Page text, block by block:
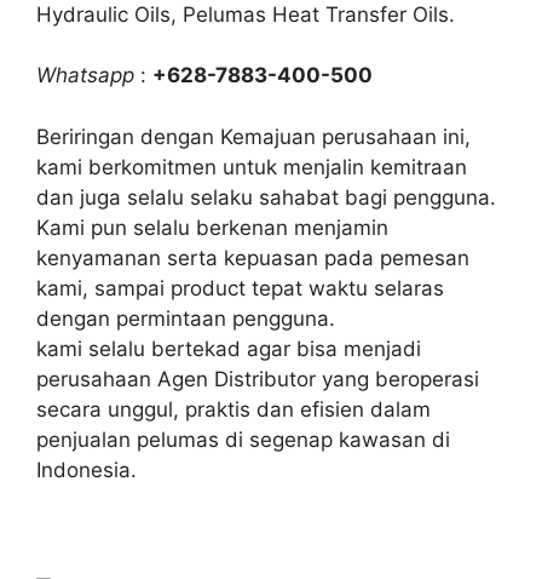
Hydraulic Oils, Pelumas Heat Transfer Oils.
Whatsapp : +628-7883-400-500
Beriringan dengan Kemajuan perusahaan ini,
kami berkomitmen untuk menjalin kemitraan
dan juga selalu selaku sahabat bagi pengguna.
Kami pun selalu berkenan menjamin
kenyamanan serta kepuasan pada pemesan
kami, sampai product tepat waktu selaras
dengan permintaan pengguna.
kami selalu bertekad agar bisa menjadi
perusahaan Agen Distributor yang beroperasi
secara unggul, praktis dan efisien dalam
penjualan pelumas di segenap kawasan di
Indonesia.